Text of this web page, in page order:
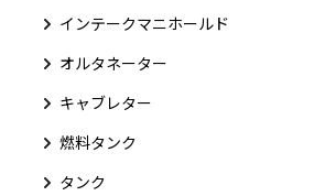
インテークマニホールド
オルタネーター
キャブレター
燃料タンク
タンク